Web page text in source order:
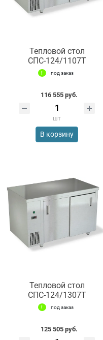
Тепловой стол
СПС-124/1107Т
под заказ
116 555 руб.
шт
В корзину
Тепловой стол
СПС-124/1307Т
под заказ
125 505 руб.